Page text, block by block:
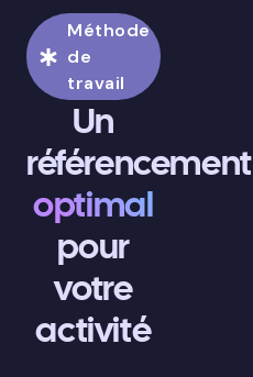
Méthode
de
travail
Un
référencement
optimal
pour
votre
activité